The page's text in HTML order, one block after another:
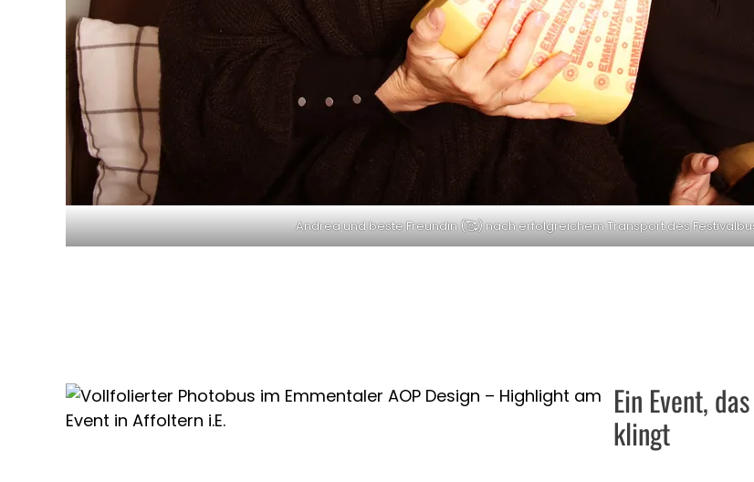
Andrea und beste Freundin (🥰) nach erfolgreichem Transport des
Ein Event,
klingt